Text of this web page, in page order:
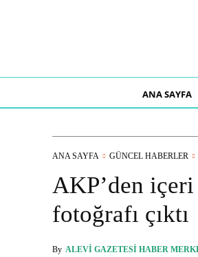
ANA SAYFA
ANA SAYFA GÜNCEL HABERLER
AKP’den
fotoğrafı çıktı
By ALEVI GAZETESI HABER